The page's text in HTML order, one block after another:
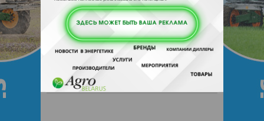
Отзывы
Чтобы оставить комментарий или
выставить рейтинг, нужноВойти
Зарегистрироваться